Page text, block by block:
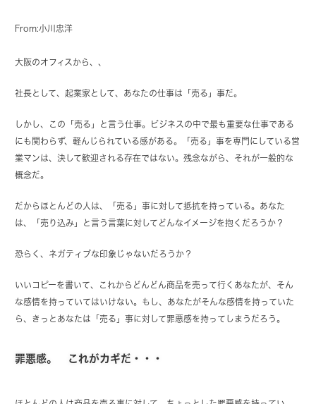
From:小川忠洋
大阪のオフィスから、、
社長として、起業家として、あなたの仕事は「売る」事だ。
しかし、この「売る」と言う仕事。ビジネスの中で最も重要な仕事である
にも関わらず、軽んじられている感がある。「売る」事を専門にしている営
業マンは、決して歓迎される存在ではない。残念ながら、それが一般的な
概念だ。
だからほとんどの人は、「売る」事に対して抵抗を持っている。あなた
は、「売り込み」と言う言葉に対してどんなイメージを抱くだろうか？
恐らく、ネガティブな印象じゃないだろうか？
いいコピーを書いて、これからどんどん商品を売って行くあなたが、そん
な感情を持っていてはいけない。もし、あなたがそんな感情を持っていた
ら、きっとあなたは「売る」事に対して罪悪感を持ってしまうだろう。
罪悪感。 これがカギだ・・・